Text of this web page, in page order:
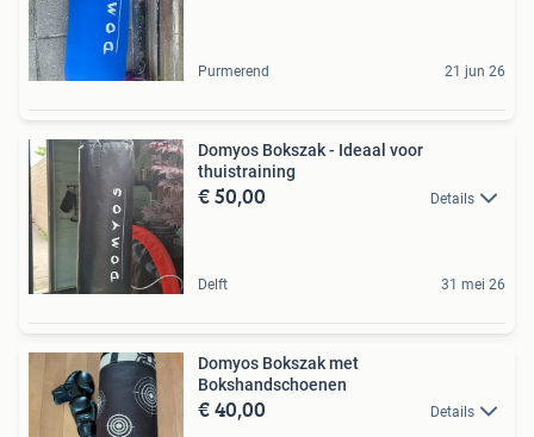
Purmerend 21 jun 26
Domyos Bokszak - Ideaal voor
thuistraining
€ 50,00 Details
Delft 31 mei 26
Domyos Bokszak met
Bokshandschoenen
€ 40,00 Details